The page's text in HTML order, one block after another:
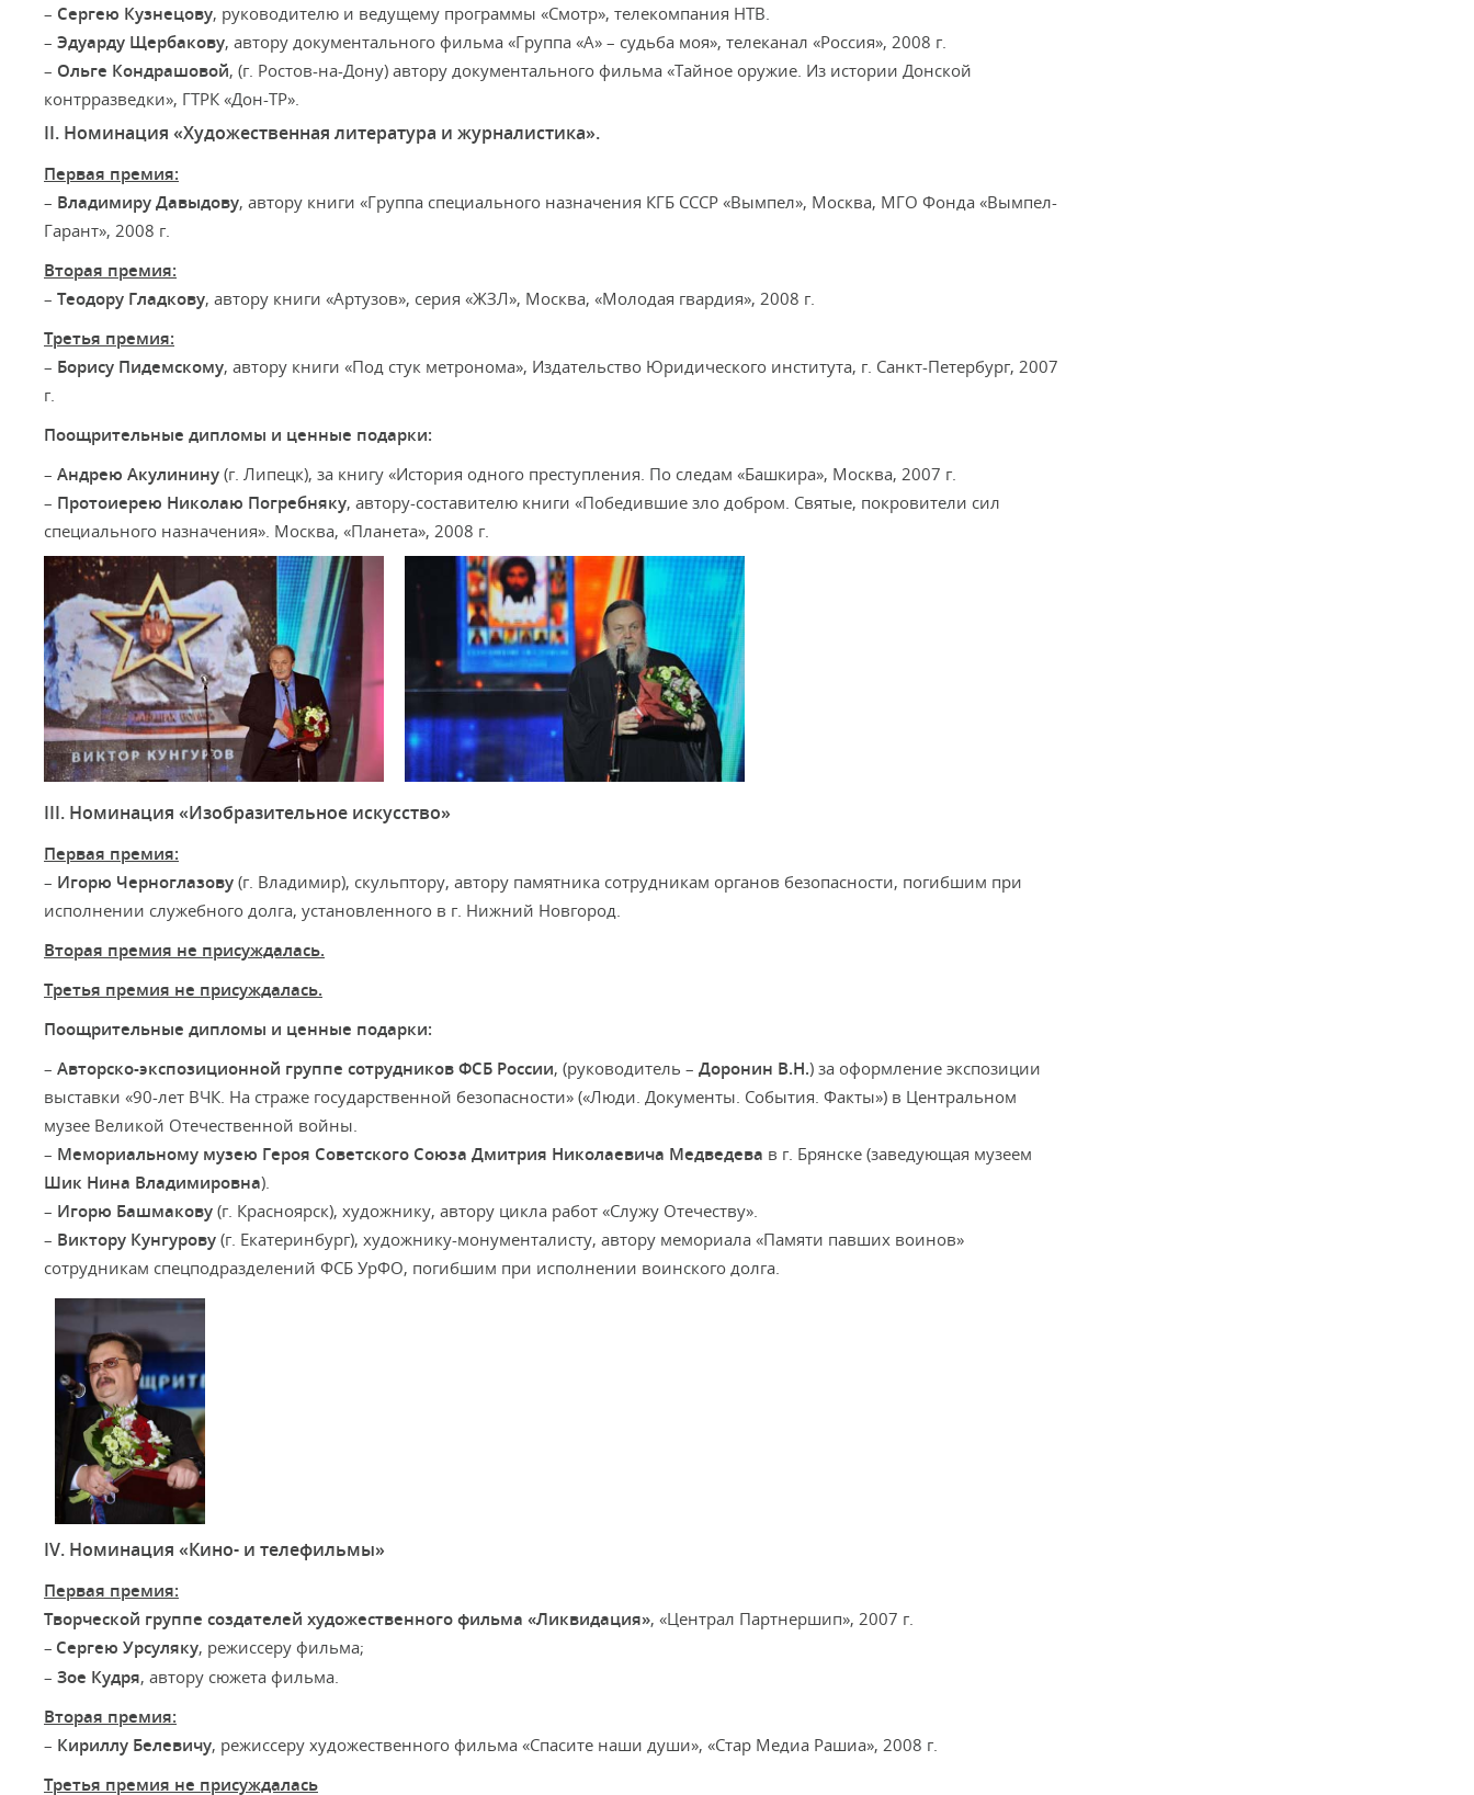
– Сергею Кузнецову, руководителю и ведущему программы «Смотр», телекомпания НТВ.
– Эдуарду Щербакову, автору документального фильма «Группа «А» – судьба моя», телеканал «Россия», 2008 г.
– Ольге Кондрашовой, (г. Ростов-на-Дону) автору документального фильма «Тайное оружие. Из истории Донской
контрразведки», ГТРК «Дон-ТР».
II. Номинация «Художественная литература и журналистика».
Первая премия:
– Владимиру Давыдову, автору книги «Группа специального назначения КГБ СССР «Вымпел», Москва, МГО Фонда «Вымпел-
Гарант», 2008 г.
Вторая премия:
– Теодору Гладкову, автору книги «Артузов», серия «ЖЗЛ», Москва, «Молодая гвардия», 2008 г.
Третья премия:
– Борису Пидемскому, автору книги «Под стук метронома», Издательство Юридического института, г. Санкт-Петербург, 2007
г.
Поощрительные дипломы и ценные подарки:
– Андрею Акулинину (г. Липецк), за книгу «История одного преступления. По следам «Башкира», Москва, 2007 г.
– Протоиерею Николаю Погребняку, автору-составителю книги «Победившие зло добром. Святые, покровители сил
специального назначения». Москва, «Планета», 2008 г.
III. Номинация «Изобразительное искусство»
Первая премия:
– Игорю Черноглазову (г. Владимир), скульптору, автору памятника сотрудникам органов безопасности, погибшим при
исполнении служебного долга, установленного в г. Нижний Новгород.
Вторая премия не присуждалась.
Третья премия не присуждалась.
Поощрительные дипломы и ценные подарки:
– Авторско-экспозиционной группе сотрудников ФСБ России, (руководитель – Доронин В.Н.) за оформление экспозиции
выставки «90-лет ВЧК. На страже государственной безопасности» («Люди. Документы. События. Факты») в Центральном
музее Великой Отечественной войны.
– Мемориальному музею Героя Советского Союза Дмитрия Николаевича Медведева в г. Брянске (заведующая музеем
Шик Нина Владимировна).
– Игорю Башмакову (г. Красноярск), художнику, автору цикла работ «Служу Отечеству».
– Виктору Кунгурову (г. Екатеринбург), художнику-монументалисту, автору мемориала «Памяти павших воинов»
сотрудникам спецподразделений ФСБ УрФО, погибшим при исполнении воинского долга.
IV. Номинация «Кино- и телефильмы»
Первая премия:
Творческой группе создателей художественного фильма «Ликвидация», «Централ Партнершип», 2007 г.
– Сергею Урсуляку, режиссеру фильма;
– Зое Кудря, автору сюжета фильма.
Вторая премия:
– Кириллу Белевичу, режиссеру художественного фильма «Спасите наши души», «Стар Медиа Рашиа», 2008 г.
Третья премия не присуждалась